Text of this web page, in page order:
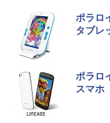
ポラロ
タブレ
ポラロ
スマホ